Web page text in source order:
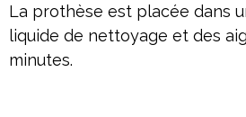
La prothèse est placée dans
liquide de nettoyage et des
minutes.